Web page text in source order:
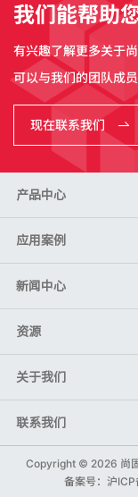
我们能帮助
有兴趣了解更多关于
可以与我们的团队成员
现在联系我们
产品中心
应用案例
新闻中心
资源
关于我们
联系我们
Copyright © 2026 尚
备案号： 沪